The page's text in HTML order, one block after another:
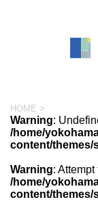
HOME >
Warning:
/home/
content/themes/
Warning:
/home/
content/themes/